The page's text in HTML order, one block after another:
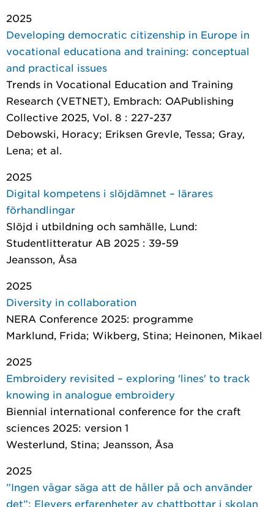
2025
Developing democratic citizenship in Europe in
vocational educationa and training: conceptual
and practical issues
Trends in Vocational Education and Training
Research (VETNET), Embrach: OAPublishing
Collective 2025, Vol. 8 : 227-237
Debowski, Horacy; Eriksen Grevle, Tessa; Gray,
Lena; et al.
2025
Digital kompetens i slöjdämnet – lärares
förhandlingar
Slöjd i utbildning och samhälle, Lund:
Studentlitteratur AB 2025 : 39-59
Jeansson, Åsa
2025
Diversity in collaboration
NERA Conference 2025: programme
Marklund, Frida; Wikberg, Stina; Heinonen, Mikael
2025
Embroidery revisited – exploring 'lines' to track
knowing in analogue embroidery
Biennial international conference for the craft
sciences 2025: version 1
Westerlund, Stina; Jeansson, Åsa
2025
”Ingen vågar säga att de håller på och använder
det”: Elevers erfarenheter av chattbottar i skolan